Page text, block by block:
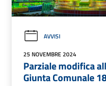
AVVISI
25 NOVEMBRE 2024
Parziale modifica
Giunta Comunale